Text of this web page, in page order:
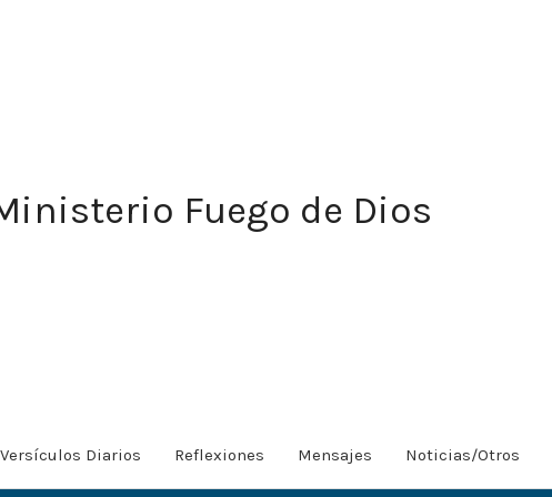
Fuego de Dios
Versículos Diarios Reflexiones Mensajes Noticias/Otros